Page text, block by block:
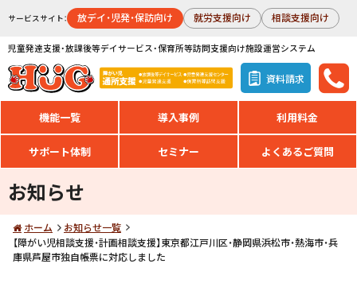
サービスサイト： 放デイ・児発・保訪向け 就労支援向け 相談支援向け
児童発達支援・放課後等デイサービス・保育所等訪問支援向け施設運営システム
資料請求
機能一覧 導入事例 利用料金
サポート体制 セミナー よくあるご質問
お知らせ
ホーム
お知らせ一覧
【障がい児相談支援・計画相談支援】東京都江戸川区・静岡県浜松市・熱海市・兵
庫県芦屋市独自帳票に対応しました